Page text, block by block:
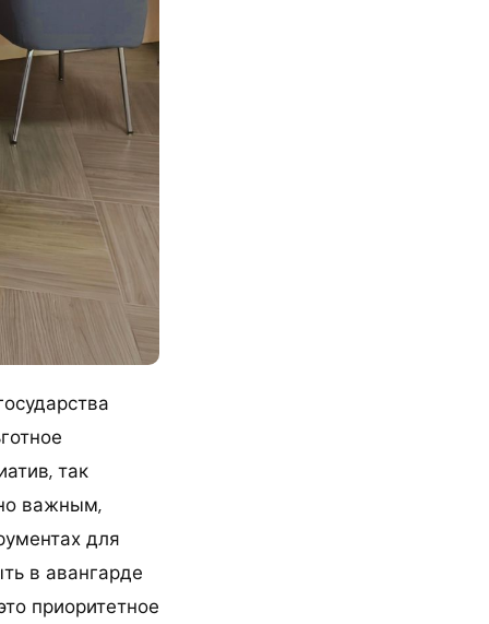
так
важным,
для
в авангарде
приоритетное